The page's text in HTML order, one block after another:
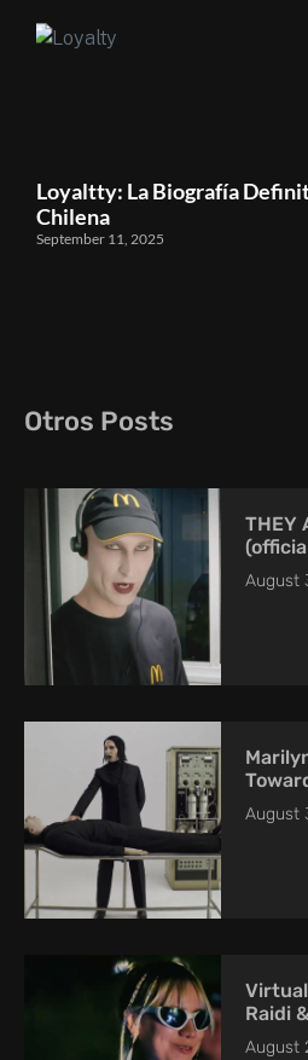
Loyaltty: La Biografía
Chilena
September 11, 2025
Otros Posts
THEY
August
August
Raidi
August